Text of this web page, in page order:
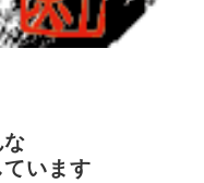
います